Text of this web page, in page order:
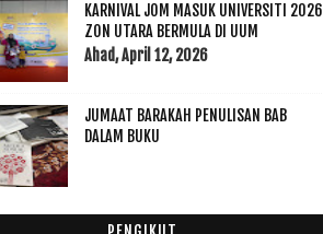
Settle PTPTN dengan JanjiNya
Burger Menarik di Kedah
Bila Ditegur Oleh Ustaz
Knorr d...
Akademi mendidik pengendali makanan
de...
15 Kabinet Pakatan Harapan
Marhaban Ya Ramadhan
KARNIVAL JOM MASUK UNIVERSITI 2026
ZON UTARA BERMULA DI UUM
Ahad, April 12, 2026
JUMAAT BARAKAH PENULISAN BAB
DALAM BUKU